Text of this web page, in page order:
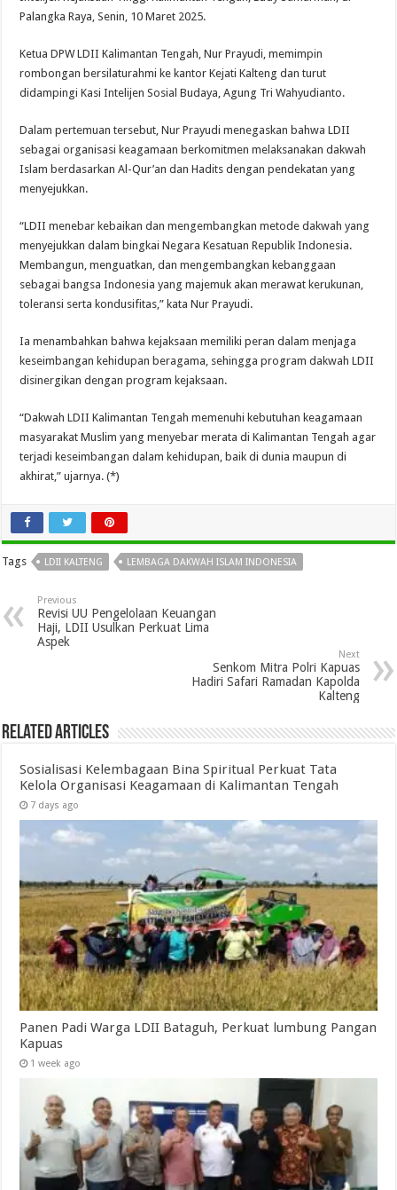
Palangka Raya, Senin, 10 Maret 2025.
Ketua DPW LDII Kalimantan Tengah, Nur Prayudi, memimpin
rombongan bersilaturahmi ke kantor Kejati Kalteng dan turut
didampingi Kasi Intelijen Sosial Budaya, Agung Tri Wahyudianto.
Dalam pertemuan tersebut, Nur Prayudi menegaskan bahwa LDII
sebagai organisasi keagamaan berkomitmen melaksanakan dakwah
Islam berdasarkan Al-Qur’an dan Hadits dengan pendekatan yang
menyejukkan.
“LDII menebar kebaikan dan mengembangkan metode dakwah yang
menyejukkan dalam bingkai Negara Kesatuan Republik Indonesia.
Membangun, menguatkan, dan mengembangkan kebanggaan
sebagai bangsa Indonesia yang majemuk akan merawat kerukunan,
toleransi serta kondusifitas,” kata Nur Prayudi.
Ia menambahkan bahwa kejaksaan memiliki peran dalam menjaga
keseimbangan kehidupan beragama, sehingga program dakwah LDII
disinergikan dengan program kejaksaan.
“Dakwah LDII Kalimantan Tengah memenuhi kebutuhan keagamaan
masyarakat Muslim yang menyebar merata di Kalimantan Tengah agar
terjadi keseimbangan dalam kehidupan, baik di dunia maupun di
akhirat,” ujarnya. (*)
Tags LDII KALTENG LEMBAGA DAKWAH ISLAM INDONESIA
Previous
Revisi UU Pengelolaan Keuangan
Haji, LDII Usulkan Perkuat Lima
Aspek
Next
Senkom Mitra Polri Kapuas
Hadiri Safari Ramadan Kapolda
Kalteng
Related Articles
Sosialisasi Kelembagaan Bina Spiritual Perkuat Tata
Kelola Organisasi Keagamaan di Kalimantan Tengah
7 days ago
Panen Padi Warga LDII Bataguh, Perkuat lumbung Pangan
Kapuas
1 week ago